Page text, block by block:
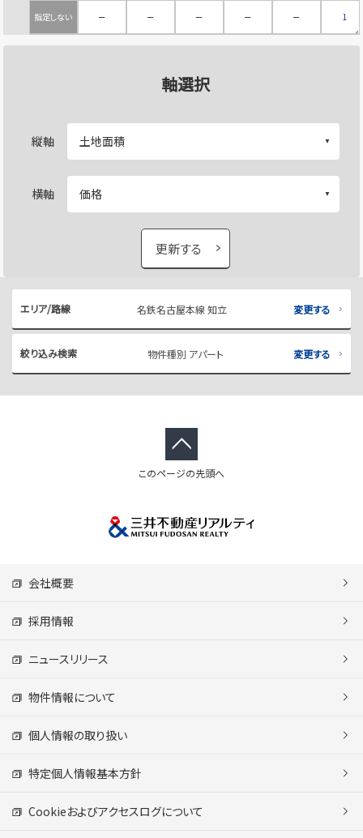
指定しない － － － － － 1
軸選択
縦軸
横軸
更新する
エリア/路線 名鉄名古屋本線 知立 変更する
絞り込み検索 物件種別 アパート 変更する
このページの先頭へ
会社概要
採用情報
ニュースリリース
物件情報について
個人情報の取り扱い
特定個人情報基本方針
Cookieおよびアクセスログについて